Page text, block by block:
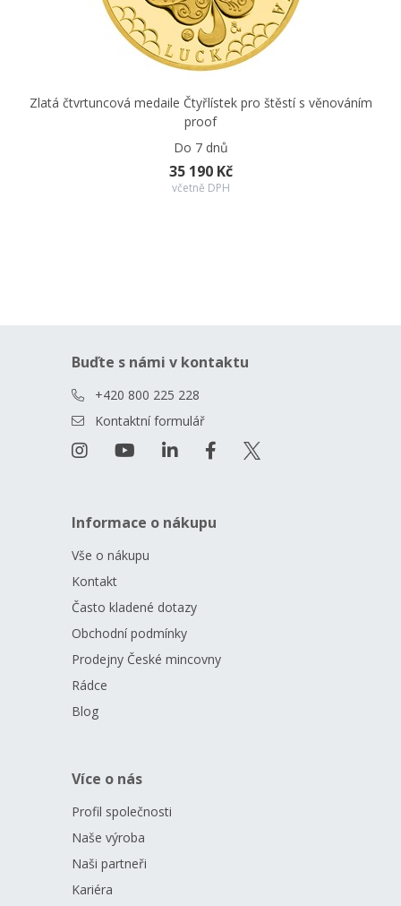
Zlatá čtvrtuncová medaile Čtyřlístek pro štěstí s věnováním
proof
Do 7 dnů
35 190 Kč
včetně DPH
Buďte s námi v kontaktu
+420 800 225 228
Kontaktní formulář
Informace o nákupu
Vše o nákupu
Kontakt
Často kladené dotazy
Obchodní podmínky
Prodejny České mincovny
Rádce
Blog
Více o nás
Profil společnosti
Naše výroba
Naši partneři
Kariéra